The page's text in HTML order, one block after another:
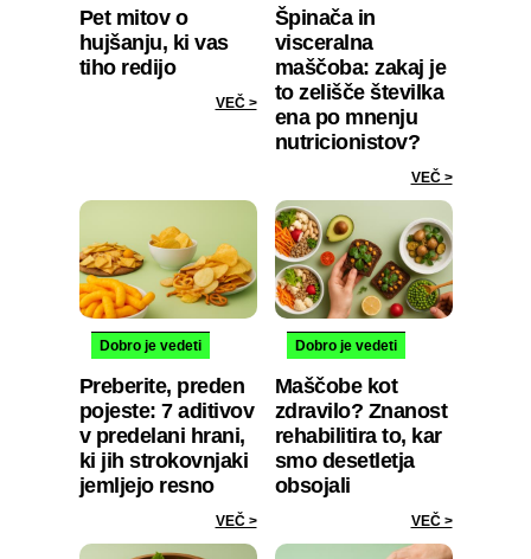
Pet mitov o
hujšanju, ki vas
tiho redijo
VEČ >
Špinača in
visceralna
maščoba: zakaj je
to zelišče številka
ena po mnenju
nutricionistov?
VEČ >
Dobro je vedeti
Preberite, preden
pojeste: 7 aditivov
v predelani hrani,
ki jih strokovnjaki
jemljejo resno
VEČ >
Dobro je vedeti
Maščobe kot
zdravilo? Znanost
rehabilitira to, kar
smo desetletja
obsojali
VEČ >